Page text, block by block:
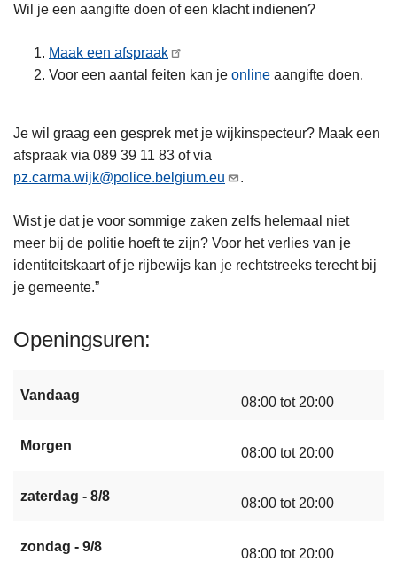
Wil je een aangifte doen of een klacht indienen?
Maak een afspraak
Voor een aantal feiten kan je online aangifte doen.
Je wil graag een gesprek met je wijkinspecteur? Maak een
afspraak via 089 39 11 83 of via
pz.carma.wijk@police.belgium.eu
.
Wist je dat je voor sommige zaken zelfs helemaal niet
meer bij de politie hoeft te zijn? Voor het verlies van je
identiteitskaart of je rijbewijs kan je rechtstreeks terecht bij
je gemeente.”
Openingsuren
Vandaag 08:00 tot 20:00
Morgen 08:00 tot 20:00
zaterdag - 8/8 08:00 tot 20:00
zondag - 9/8 08:00 tot 20:00